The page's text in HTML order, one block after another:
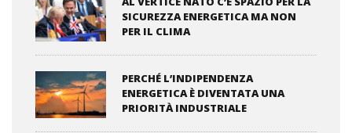
SICUREZZA ENERGETICA MA NON
PER IL CLIMA
PERCHÉ L’INDIPENDENZA
ENERGETICA È DIVENTATA UNA
PRIORITÀ INDUSTRIALE